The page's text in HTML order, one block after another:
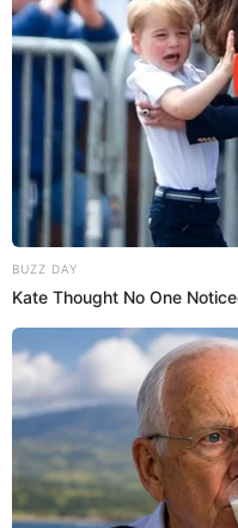
Una inauguración llena
La celebración se realizó
entre México y
de millones de
multitud de hinchas en
convirtió en el escenario
inolvidable que marcó el
mundial.
SOBRE EL AUTOR:
ENMANUEL
Egresado de
editor de video y
redactor web en El
espectáculos y